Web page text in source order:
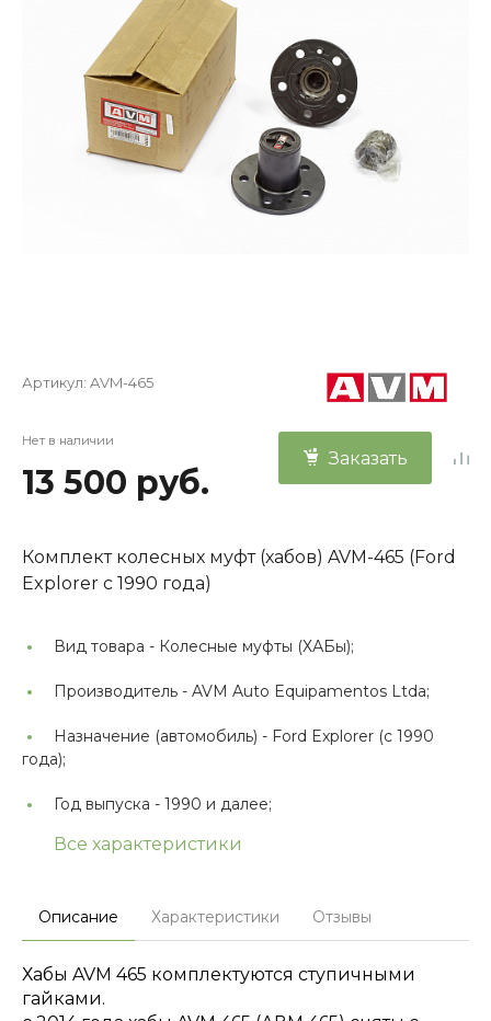
Артикул: AVM-465
Нет в наличии
13 500 руб.
Заказать
Комплект колесных муфт (хабов) AVM-465 (Ford
Explorer с 1990 года)
Вид товара - Колесные муфты (ХАБы);
Производитель - AVM Auto Equipamentos Ltda;
Назначение (автомобиль) - Ford Explorer (с 1990
года);
Год выпуска - 1990 и далее;
Все характеристики
Описание Характеристики Отзывы
Хабы AVM 465 комплектуются ступичными
гайками.